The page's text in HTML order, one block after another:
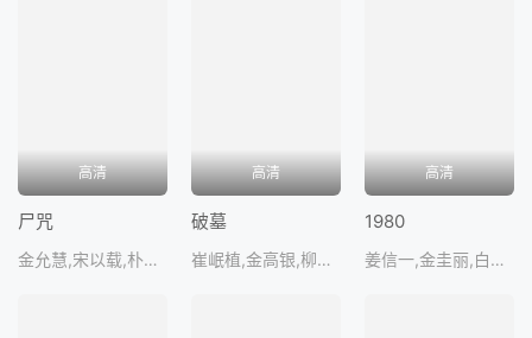
高清
尸咒
金允慧,宋以载,朴智勋,李相亚
高清
破墓
崔岷植,金高银,柳海真,李到晛,全镇基
高清
1980
姜信一,金圭丽,白成铉